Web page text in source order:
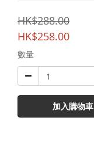
HK$288.00
HK$258.00
數量
加入購物車